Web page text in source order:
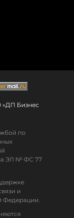
«ДП Бизнес
по
ЭЛ № ФС 77
и
Федерации.